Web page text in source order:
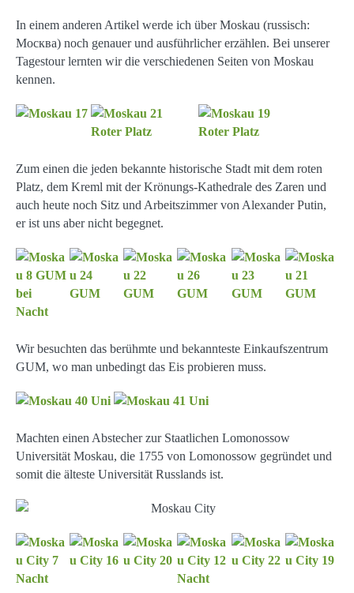
In einem anderen Artikel werde ich über Moskau (russisch:
Москва) noch genauer und ausführlicher erzählen. Bei unserer
Tagestour lernten wir die verschiedenen Seiten von Moskau
kennen.
Zum einen die jeden bekannte historische Stadt mit dem roten
Platz, dem Kreml mit der Krönungs-Kathedrale des Zaren und
auch heute noch Sitz und Arbeitszimmer von Alexander Putin,
er ist uns aber nicht begegnet.
Wir besuchten das berühmte und bekannteste Einkaufszentrum
GUM, wo man unbedingt das Eis probieren muss.
Machten einen Abstecher zur Staatlichen Lomonossow
Universität Moskau, die 1755 von Lomonossow gegründet und
somit die älteste Universität Russlands ist.